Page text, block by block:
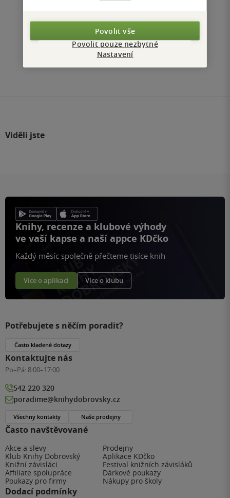
Nahoru
Zobrazeno 3 z 3
1
Přejít
na
/ 1
Viděli jste
Knihy, recenze a klubové výhody
ve vaší kapse a naší appce KDčko
Každý měsíc společně přečteme tisíce knih
Více o aplikaci Více o klubu
Často navštěvované
Akce a slevy
Prodejny
Klub Knihy Dobrovský
Aplikace KDčko
Knižní závisláci
Festival knižních závisláků
Affiliate spolupráce
Dárkové poukazy
Poukazy pro firmy
Nákupy pro školy
Dodací podmínky
Potřebujete s něčím poradit?
Často kladené dotazy
Kontaktujte nás
Po–Pá: 8:00–17:00
542 220 320
poradime@knihydobrovsky.cz
Všechny kontakty Naše prodejny
Povolit vše
Povolit pouze nezbytné
Nastavení